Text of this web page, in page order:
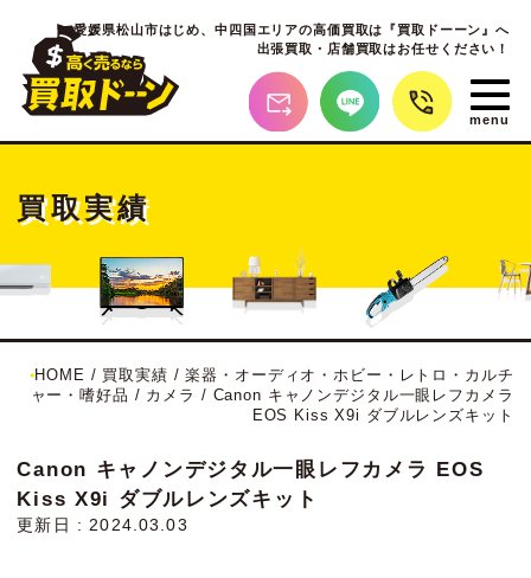
愛媛県松山市はじめ、中四国エリアの高価買取は『買取ドーーン』へ
出張買取・店舗買取はお任せください！
買取実績
HOME / 買取実績 /楽器・オーディオ・ホビー・レトロ・カルチ
ャー・嗜好品 / カメラ / Canon キャノンデジタル一眼レフカメラ
EOS Kiss X9i ダブルレンズキット
Canon キャノンデジタル一眼レフカメラ EOS
Kiss X9i ダブルレンズキット
更新日 : 2024.03.03